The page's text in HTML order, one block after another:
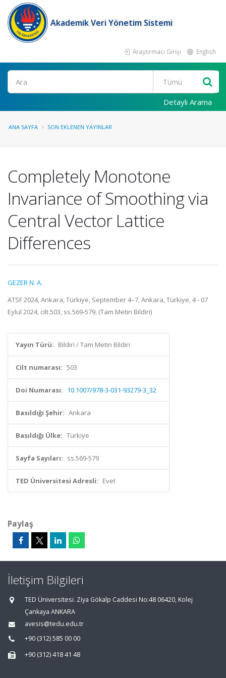
Akademik Veri Yönetim Sistemi
Araştırmacı Girişi English
Ara
Detaylı Arama
ANA SAYFA SON EKLENEN YAYINLAR
Completely Monotone
Invariance of Smoothing via
Central Vector Lattice
Differences
GEZER N. A.
ATSF 2024, Ankara, Türkiye, September 4–7, Ankara, Türkiye, 4 - 07
Eylül 2024, cilt.503, ss.569-579, (Tam Metin Bildiri)
Yayın Türü: Bildiri / Tam Metin Bildiri
Cilt numarası: 503
Doi Numarası: 10.1007/978-3-031-93279-3_32
Basıldığı Şehir: Ankara
Basıldığı Ülke: Türkiye
Sayfa Sayıları: ss.569-579
TED Üniversitesi Adresli: Evet
Paylaş
İletişim Bilgileri
TED Üniversitesi. Ziya Gökalp Caddesi No:48 06420, Kolej
Çankaya ANKARA
avesis@tedu.edu.tr
+90 (312) 585 00 00
+90 (312) 418 41 48